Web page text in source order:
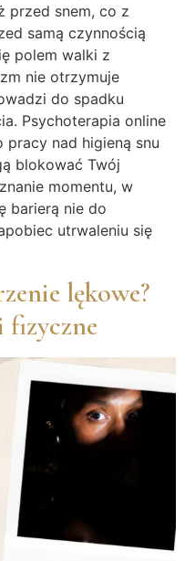
przed snem, co z
samą czynnością
polem walki z
nie otrzymuje
do spadku
Psychoterapia online
nad higieną snu
blokować Twój
momentu, w
barierą nie do
utrwaleniu się
lękowe?
fizyczne